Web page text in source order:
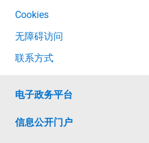
Cookies
无障碍访问
联系方式
电子政务平台
信息公开门户